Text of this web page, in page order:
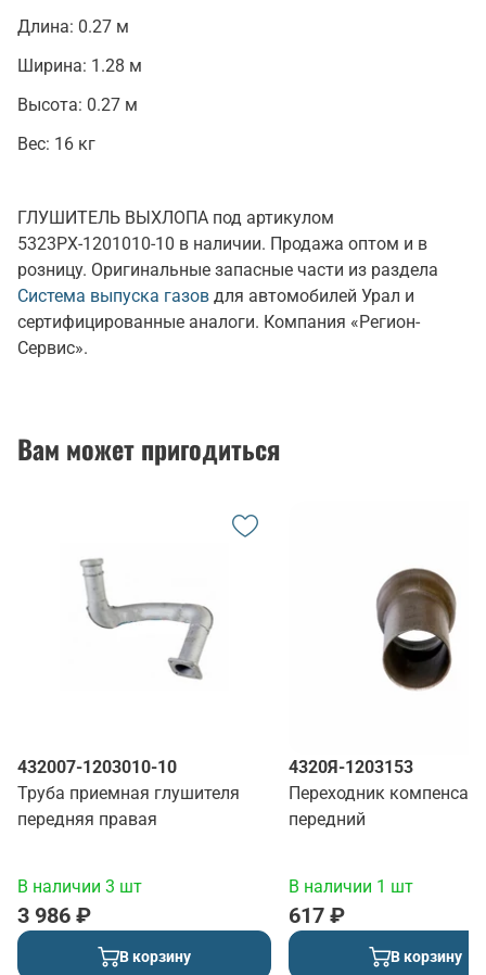
Длина: 0.27 м
Ширина: 1.28 м
Высота: 0.27 м
Вес: 16 кг
ГЛУШИТЕЛЬ ВЫХЛОПА под артикулом
5323РХ-1201010-10 в наличии. Продажа оптом и в
розницу. Оригинальные запасные части из раздела
Система выпуска газов для автомобилей Урал и
сертифицированные аналоги. Компания «Регион-
Сервис».
Вам может пригодиться
432007-1203010-10
Труба приемная глушителя
передняя правая
В наличии 3 шт
3 986 ₽
В корзину
4320Я-1203153
Переходник
передний
В наличии 1 шт
617 ₽
В корзину